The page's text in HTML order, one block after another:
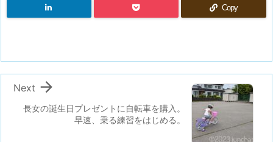
Copy
長女の誕生日プレゼントに自転車を購入。
早速、乗る練習をはじめる。

Next